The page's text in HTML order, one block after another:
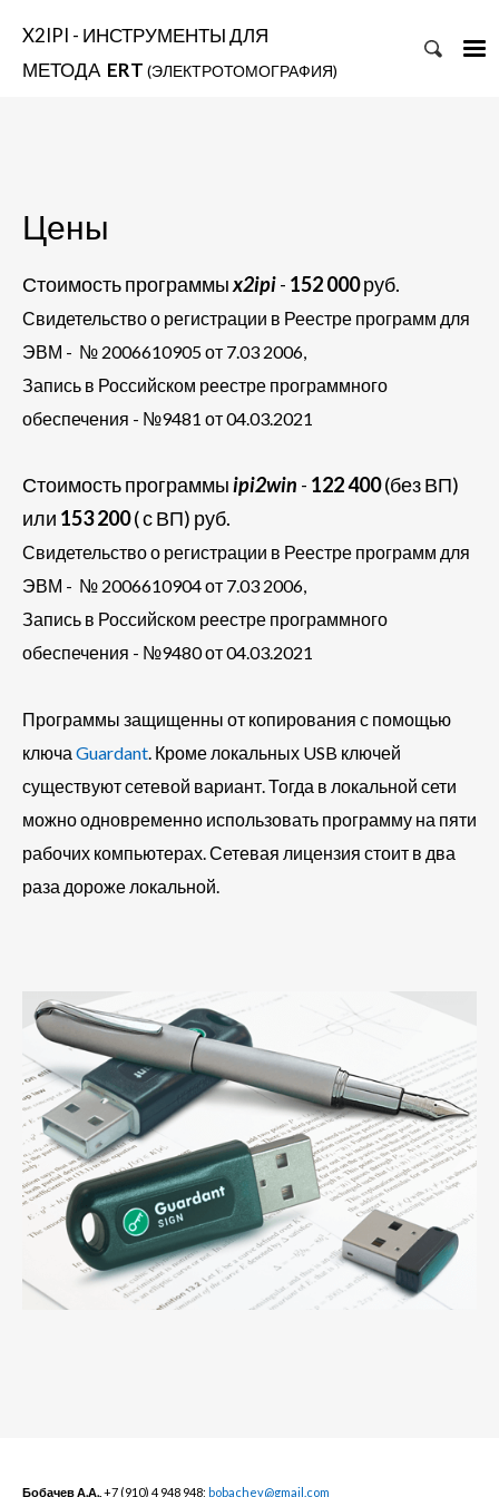
X2IPI - ИНСТРУМЕНТЫ ДЛЯ
МЕТОДА ERT (ЭЛЕКТРОТОМОГРАФИЯ)
Цены
Стоимость программыx2ipi- 152 000руб.
Свидетельство о регистрации в Реестре программ для
ЭВМ - № 2006610905 от 7.03 2006,
Запись в Российском реестре программного
обеспечения - №9481 от 04.03.2021
Стоимость программыipi2win - 122 400(без ВП)
или 153 200( с ВП) руб.
Свидетельство о регистрации в Реестре программ для
ЭВМ - № 2006610904 от 7.03 2006,
Запись в Российском реестре программного
обеспечения - №9480 от 04.03.2021
Программы защищенны от копирования с помощью
ключа Guardant. Кроме локальных USB ключей
существуют сетевой вариант. Тогда в локальной сети
можно одновременно использовать программу на пяти
рабочих компьютерах. Сетевая лицензия стоит в два
раза дороже локальной.
Бобачев А.А., +7 (910) 4 948 948; bobachev@gmail.com